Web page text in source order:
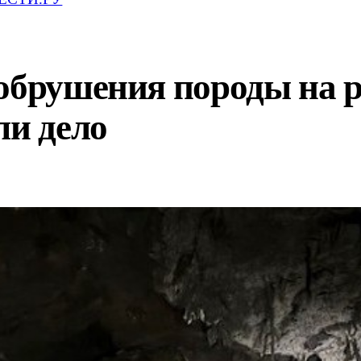
породы на
дело